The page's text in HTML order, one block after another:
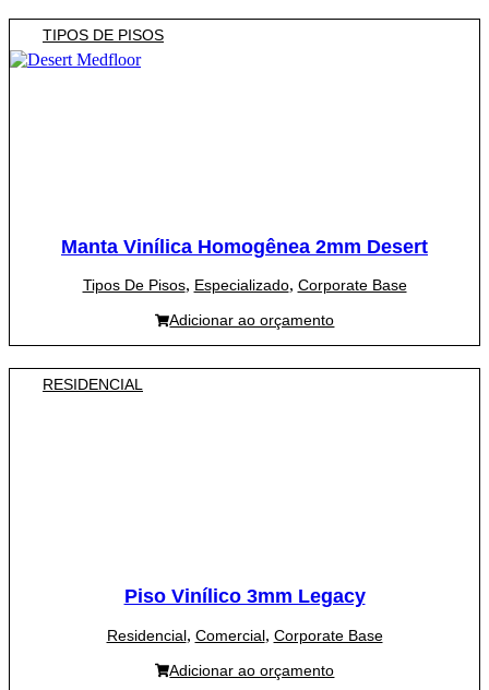
TIPOS DE PISOS
Manta Vinílica Homogênea 2mm Desert
Tipos De Pisos, Especializado, Corporate Base
Adicionar ao orçamento
RESIDENCIAL
Piso Vinílico 3mm Legacy
Residencial, Comercial, Corporate Base
Adicionar ao orçamento